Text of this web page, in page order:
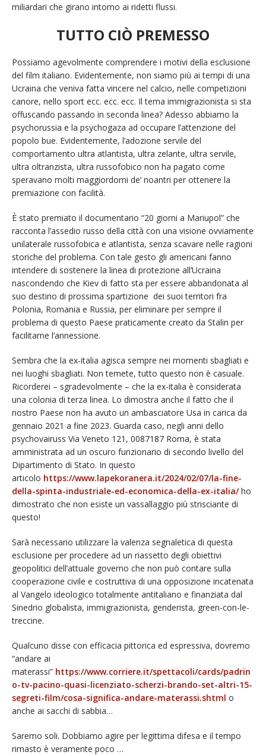
miliardari che girano intorno ai ridetti flussi.
TUTTO CIÒ PREMESSO
Possiamo agevolmente comprendere i motivi della esclusione
del film italiano. Evidentemente, non siamo più ai tempi di una
Ucraina che veniva fatta vincere nel calcio, nelle competizioni
canore, nello sport ecc. ecc. ecc. Il tema immigrazionista si sta
offuscando passando in seconda linea? Adesso abbiamo la
psychorussia e la psychogaza ad occupare l’attenzione del
popolo bue. Evidentemente, l’adozione servile del
comportamento ultra atlantista, ultra zelante, ultra servile,
ultra oltranzista, ultra russofobico non ha pagato come
speravano molti maggiordomi de’ noantri per ottenere la
premiazione con facilità.
È stato premiato il documentario “20 giorni a Mariupol” che
racconta l’assedio russo della città con una visione ovviamente
unilaterale russofobica e atlantista, senza scavare nelle ragioni
storiche del problema. Con tale gesto gli americani fanno
intendere di sostenere la linea di protezione all’Ucraina
nascondendo che Kiev di fatto sta per essere abbandonata al
suo destino di prossima spartizione dei suoi territori fra
Polonia, Romania e Russia, per eliminare per sempre il
problema di questo Paese praticamente creato da Stalin per
facilitarne l’annessione.
Sembra che la ex-italia agisca sempre nei momenti sbagliati e
nei luoghi sbagliati. Non temete, tutto questo non è casuale.
Ricorderei – sgradevolmente – che la ex-italia è considerata
una colonia di terza linea. Lo dimostra anche il fatto che il
nostro Paese non ha avuto un ambasciatore Usa in carica da
gennaio 2021 a fine 2023. Guarda caso, negli anni dello
psychovairuss Via Veneto 121, 0087187 Roma, è stata
amministrata ad un oscuro funzionario di secondo livello del
Dipartimento di Stato. In questo
articolo https://www.lapekoranera.it/2024/02/07/la-fine-
della-spinta-industriale-ed-economica-della-ex-italia/ho
dimostrato che non esiste un vassallaggio più strisciante di
questo!
Sarà necessario utilizzare la valenza segnaletica di questa
esclusione per procedere ad un riassetto degli obiettivi
geopolitici dell’attuale governo che non può contare sulla
cooperazione civile e costruttiva di una opposizione incatenata
al Vangelo ideologico totalmente antitaliano e finanziata dal
Sinedrio globalista, immigrazionista, genderista, green-con-le-
treccine.
Qualcuno disse con efficacia pittorica ed espressiva, dovremo
“andare ai
materassi” https://www.corriere.it/spettacoli/cards/padrin
o-tv-pacino-quasi-licenziato-scherzi-brando-set-altri-15-
segreti-film/cosa-significa-andare-materassi.shtml o
anche ai sacchi di sabbia…
Saremo soli. Dobbiamo agire per legittima difesa e il tempo
rimasto è veramente poco …